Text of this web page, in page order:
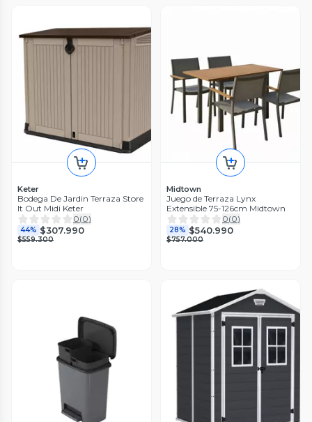
Keter
Bodega De Jardin Terraza Store
It Out Midi Keter
0(0)
44% $307.990
$559.300
Midtown
Juego de Terraza Lynx
Extensible 75-126cm Midtown
0(0)
28% $540.990
$757.000